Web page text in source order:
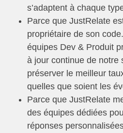
s’adaptent à chaque
Parce que JustRelate
propriétaire de son
équipes Dev & Produit
à jour continue de notre
préserver le meilleur
quelles que soient les
Parce que JustRelate
des équipes dédiées
réponses